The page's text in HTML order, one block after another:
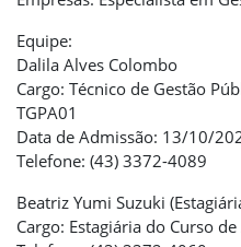
Equipe:
Dalila Alves Colombo
Cargo: Técnico de Gestão
TGPA01
Data de Admissão: 13/10/
Telefone: (43) 3372-4089
Beatriz Yumi Suzuki
Cargo: Estagiária do Curso